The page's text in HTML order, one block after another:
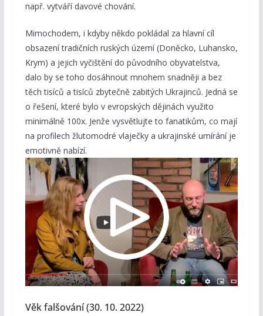
např. vytváří davové chování.
Mimochodem, i kdyby někdo pokládal za hlavní cíl
obsazení tradičních ruských území (Doněcko, Luhansko,
Krym) a jejich vyčištění do původního obyvatelstva,
dalo by se toho dosáhnout mnohem snadněji a bez
těch tisíců a tisíců zbytečně zabitých Ukrajinců. Jedná se
o řešení, které bylo v evropských dějinách využito
minimálně 100x. Jenže vysvětlujte to fanatikům, co mají
na profilech žlutomodré vlaječky a ukrajinské umírání je
emotivně nabízí.
Věk falšování (30. 10. 2022)